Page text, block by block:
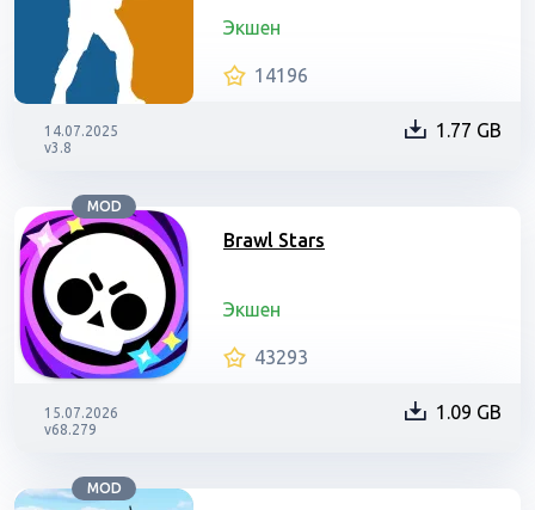
Экшен
14196
14.07.2025
v3.8
1.77 GB
MOD
Brawl Stars
Экшен
43293
15.07.2026
v68.279
1.09 GB
MOD